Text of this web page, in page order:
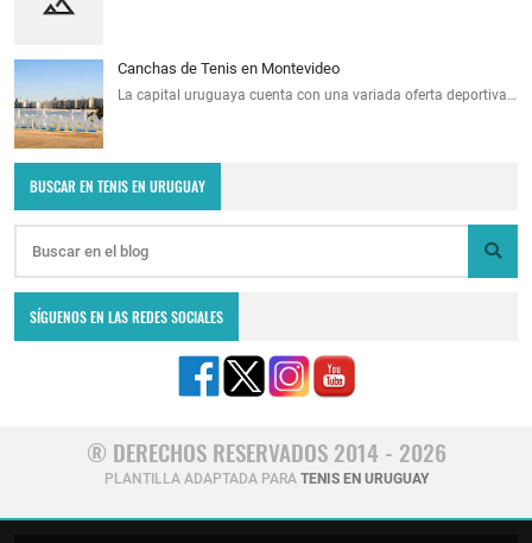
Canchas de Tenis en Montevideo
La capital uruguaya cuenta con una variada oferta deportiva…
BUSCAR EN TENIS EN URUGUAY
SÍGUENOS EN LAS REDES SOCIALES
® DERECHOS RESERVADOS 2014 - 2026
PLANTILLA ADAPTADA PARA TENIS EN URUGUAY